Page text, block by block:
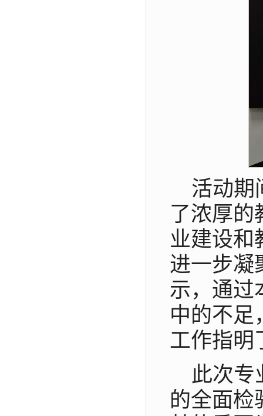
活动期
了浓厚的
业建设和
进一步凝
示，通过
中的不足
工作指明
此次专
的全面检